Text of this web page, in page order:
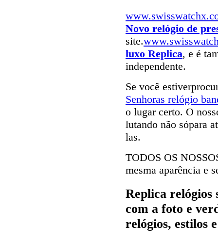
Novo relógio de
site.
luxo Replica, e é
independente.
Se você
Senhoras relógio
o lugar certo. O
lutando não sópara
las.
TODOS OS
mesma aparência e
Replica relógios
com a foto e
relógios, estilos